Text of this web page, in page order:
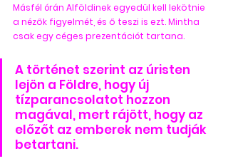
Másfél órán Alföldinek egyedül kell lekötnie
a nézők figyelmét, és ő teszi is ezt. Mintha
csak egy céges prezentációt tartana.
A történet szerint az úristen
lejön a Földre, hogy új
tízparancsolatot hozzon
magával, mert rájött, hogy az
előzőt az emberek nem tudják
betartani.